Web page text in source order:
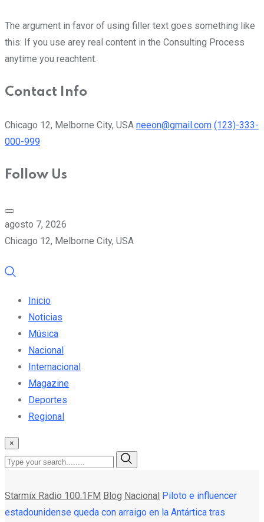
The argument in favor of using filler text goes something like
this: If you use arey real content in the Consulting Process
anytime you reachtent.
Contact Info
Chicago 12, Melborne City, USA neeon@gmail.com (123)-333-
000-999
Follow Us
agosto 7, 2026
Chicago 12, Melborne City, USA
Inicio
Noticias
Música
Nacional
Internacional
Magazine
Deportes
Regional
×
Starmix Radio 100.1FM Blog Nacional Piloto e influencer
estadounidense queda con arraigo en la Antártica tras